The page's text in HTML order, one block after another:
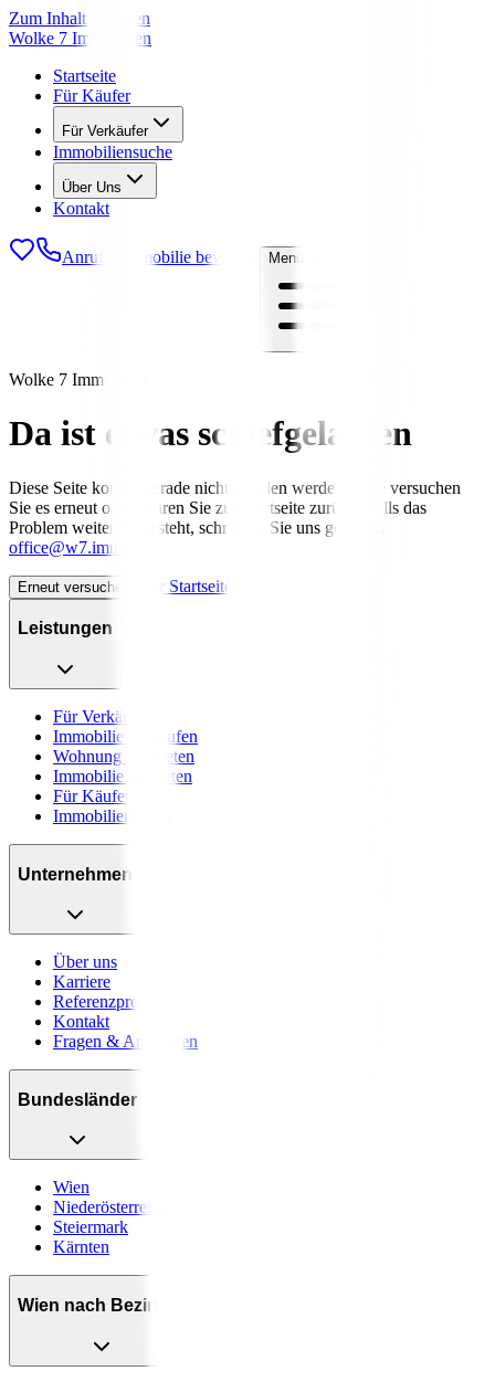
Zum Inhalt springen
Wolke 7 Immobilien
Startseite
Für Käufer
Für Verkäufer
Immobiliensuche
Über Uns
Kontakt
Anrufen Immobilie bewerten Menü öffnen
Wolke 7 Immobilien
Da ist etwas schiefgelaufen
Diese Seite konnte gerade nicht geladen werden. Bitte versuchen
Sie es erneut oder kehren Sie zur Startseite zurück. Falls das
Problem weiterhin besteht, schreiben Sie uns gerne an
office@w7.immo
Erneut versuchen Zur Startseite
Leistungen
Für Verkäufer
Immobilie verkaufen
Wohnung vermieten
Immobilie bewerten
Für Käufer
Immobiliensuche
Unternehmen
Über uns
Karriere
Referenzprojekte
Kontakt
Fragen & Antworten
Bundesländer
Wien
Niederösterreich
Steiermark
Kärnten
Wien nach Bezirken